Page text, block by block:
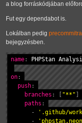
a blog forráskódjában
Fut egy dependabot is.
Lokálban pedig precommitra
bejegyzésben.
name: PHPStan
on:
push:
branches : "**"
paths :
-
'.github/
-